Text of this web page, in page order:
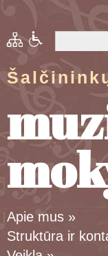
Apie mus »
Struktūra ir